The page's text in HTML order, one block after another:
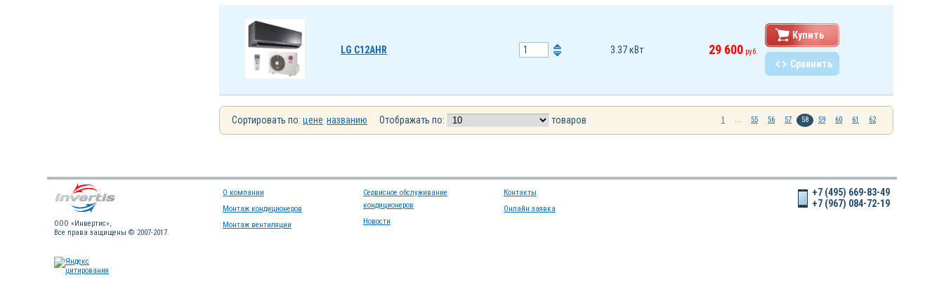
LG C12AHR 3.37 кВт 29 600 руб.
Купить
Сравнить
Сортировать по: цене названию Отображать по: товаров 1 ... 55 56 57 58 59 60 61 62
OOO «Инвертис»,
Все права защищены © 2007-2017.
О компании
Монтаж кондиционеров
Монтаж вентиляции
Сервисное обслуживание
кондиционеров
Новости
Контакты
Онлайн заявка
+7 (495) 669-83-49
+7 (967) 084-72-19